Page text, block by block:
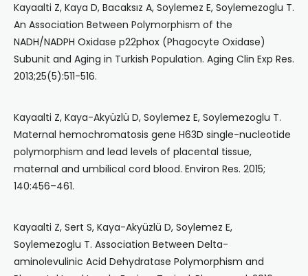
Kayaalti Z, Kaya D, Bacaksız A, Soylemez E, Soylemezoglu T.
An Association Between Polymorphism of the
NADH/NADPH Oxidase p22phox (Phagocyte Oxidase)
Subunit and Aging in Turkish Population. Aging Clin Exp Res.
2013;25(5):511-516.
Kayaalti Z, Kaya-Akyüzlü D, Soylemez E, Soylemezoglu T.
Maternal hemochromatosis gene H63D single-nucleotide
polymorphism and lead levels of placental tissue,
maternal and umbilical cord blood. Environ Res. 2015;
140:456–461.
Kayaalti Z, Sert S, Kaya-Akyüzlü D, Soylemez E,
Soylemezoglu T. Association Between Delta-
aminolevulinic Acid Dehydratase Polymorphism and